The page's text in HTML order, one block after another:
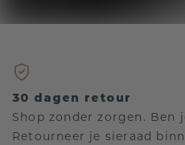
30 dagen retour
Shop zonder zorgen.
Retourneer je sieraad